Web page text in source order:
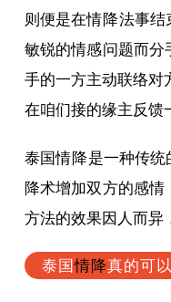
则便是在情降法事结
敏锐的情感问题而分
手的一方主动联络对
在咱们接的缘主反馈
泰国情降是一种传统
降术增加双方的感
方法的效果因人而异
泰国情降真的可